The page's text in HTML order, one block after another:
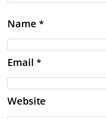
Name *
Email *
Website